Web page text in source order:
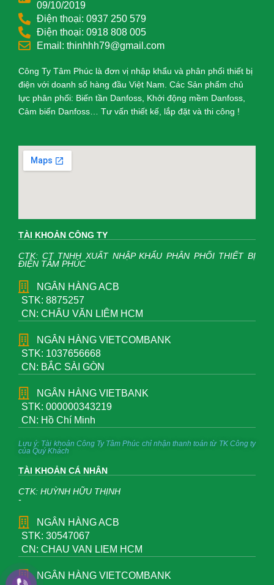
09/10/2019
Điện thoại: 0937 250 579
Điện thoại: 0918 808 005
Email: thinhhh79@gmail.com
Công Ty Tâm Phúc là đơn vị nhập khẩu và phân phối thiết bị
điện với doanh số hàng đầu Việt Nam. Các Sản phẩm chủ
lực phân phối: Biến tần Danfoss, Khởi động mềm Danfoss,
Cảm biến Danfoss… Tư vấn thiết kế, lắp đặt và thi công !
TÀI KHOẢN CÔNG TY
CTK: CT TNHH XUẤT NHẬP KHẨU PHÂN PHỐI THIẾT BỊ
ĐIỆN TÂM PHÚC
NGÂN HÀNG ACB
STK: 8875257
CN: CHÂU VĂN LIÊM HCM
NGÂN HÀNG VIETCOMBANK
STK: 1037656668
CN: BẮC SÀI GÒN
NGÂN HÀNG VIETBANK
STK: 000000343219
CN: Hồ Chí Minh
Lưu ý: Tài khoản Công Ty Tâm Phúc chỉ nhận thanh toán từ TK Công ty
của Quý Khách
TÀI KHOẢN CÁ NHÂN
CTK: HUỲNH HỮU THỊNH
-
NGÂN HÀNG ACB
STK: 30547067
CN: CHAU VAN LIEM HCM
NGÂN HÀNG VIETCOMBANK